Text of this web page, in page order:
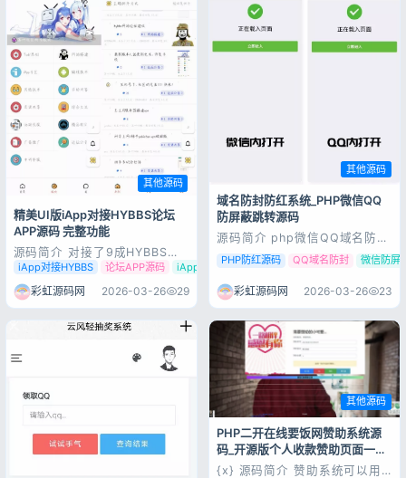
其他源码
精美UI版iApp对接HYBBS论坛
APP源码 完整功能
源码简介 对接了9成HYBBS论
坛功能，登录注册发帖，收费
贴，评论贴，查看资料，删除帖
子置顶帖子，加精，锁定等等各
种功能都有适合做一个小型的轻
友可下载自行研究 源码展示 源
iApp对接HYBBS 论坛APP源码 iApp发帖收费贴源码
彩虹源码网 2026-03-26 29
其他源码
域名防封防红系统_PHP微信QQ
防屏蔽跳转源码
源码简介 php微信QQ域名防封
防红防屏蔽系统源码 , 亲测可
用 源码展示 源码下载
PHP防红源码 QQ域名防封 微信防屏
彩虹源码网 2026-03-26 23
其他源码
PHP二开在线要饭网赞助系统源
码_开源版个人收款赞助页面一键
安装
{x} 源码简介 赞助系统可以用